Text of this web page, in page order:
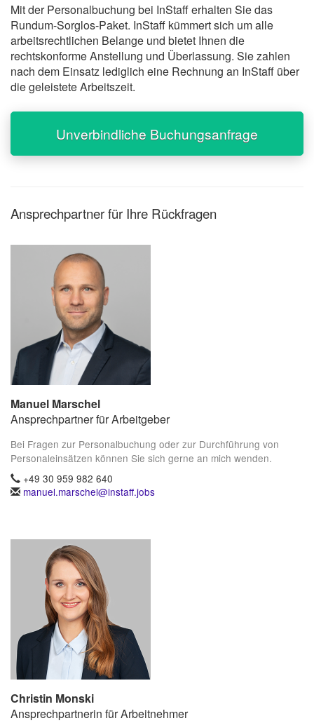
Mit der Personalbuchung bei InStaff erhalten Sie das
Rundum-Sorglos-Paket. InStaff kümmert sich um alle
arbeitsrechtlichen Belange und bietet Ihnen die
rechtskonforme Anstellung und Überlassung. Sie zahlen
nach dem Einsatz lediglich eine Rechnung an InStaff über
die geleistete Arbeitszeit.
Unverbindliche Buchungsanfrage
Ansprechpartner für Ihre Rückfragen
Manuel Marschel
Ansprechpartner für Arbeitgeber
Bei Fragen zur Personalbuchung oder zur Durchführung von
Personaleinsätzen können Sie sich gerne an mich wenden.
+49 30 959 982 640
manuel.marschel@instaff.jobs
Christin Monski
Ansprechpartnerin für Arbeitnehmer